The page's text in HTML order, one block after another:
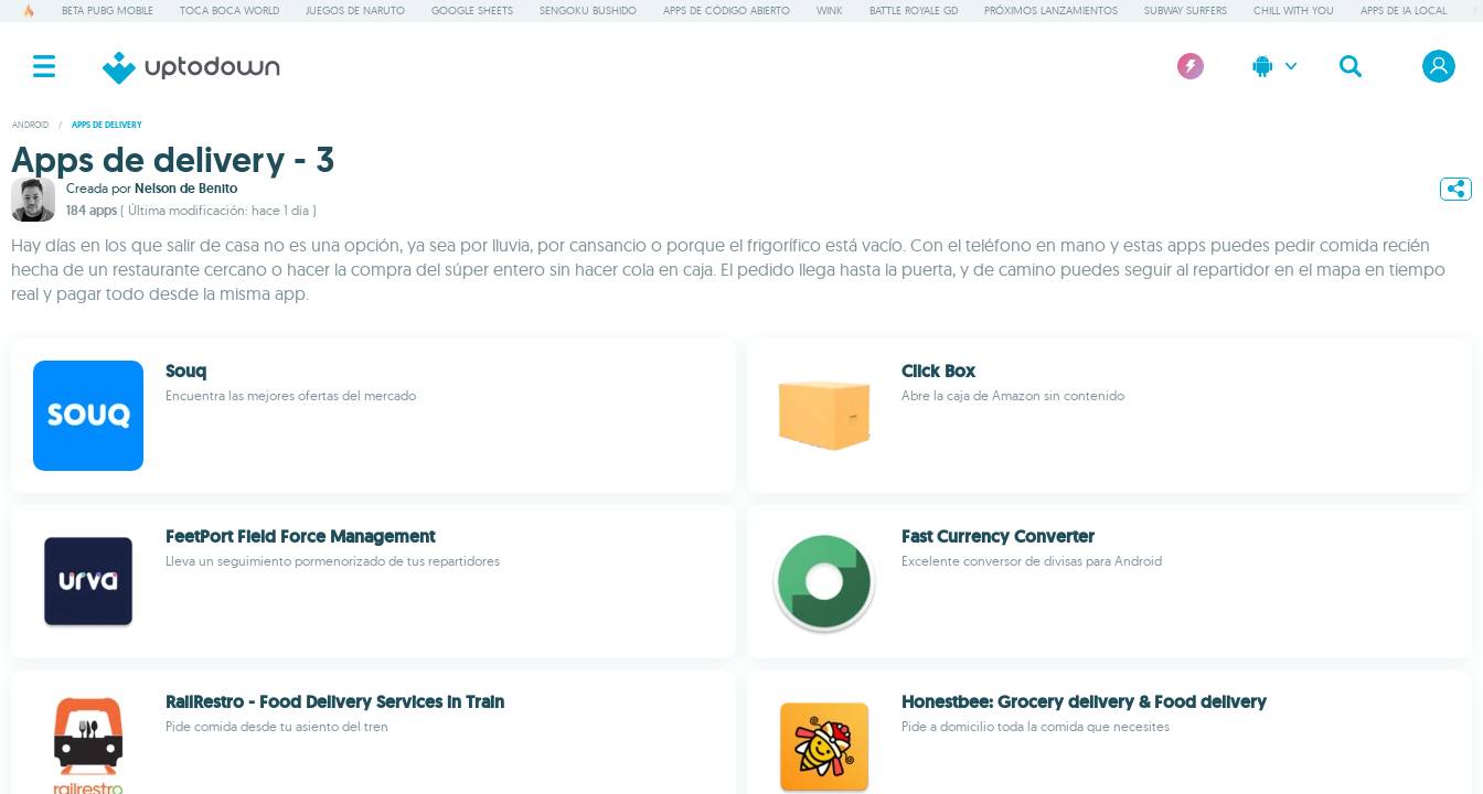
BETA PUBG MOBILE TOCA BOCA WORLD JUEGOS DE NARUTO GOOGLE SHEETS SENGOKU BUSHIDO APPS DE CÓDIGO ABIERTO WINK BATTLE ROYALE GD PRÓXIMOS LANZAMIENTOS SUBWAY SURFERS CHILL WITH YOU APPS DE IA LOCAL
ANDROID / APPS DE DELIVERY
Apps de delivery - 3
Creada por Nelson de Benito
184 apps ( Última modificación: hace 1 día )
Hay días en los que salir de casa no es una opción, ya sea por lluvia, por cansancio o porque el frigorífico está vacío. Con el teléfono en mano y estas apps puedes pedir comida recién
hecha de un restaurante cercano o hacer la compra del súper entero sin hacer cola en caja. El pedido llega hasta la puerta, y de camino puedes seguir al repartidor en el mapa en tiempo
real y pagar todo desde la misma app.
Souq
Encuentra las mejores ofertas del mercado
Click Box
Abre la caja de Amazon sin contenido
FeetPort Field Force Management
Lleva un seguimiento pormenorizado de tus repartidores
Fast Currency Converter
Excelente conversor de divisas para Android
RailRestro - Food Delivery Services in Train
Pide comida desde tu asiento del tren
Honestbee: Grocery delivery & Food delivery
Pide a domicilio toda la comida que necesites